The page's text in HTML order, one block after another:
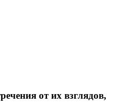
от их взглядов,